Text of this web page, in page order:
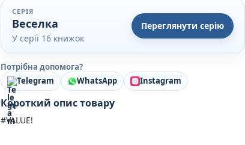
Біографічні твори
Біблії
Ігри для дорослих
Зарубіжні письменники
Різдвяні / Зимові
СЕРІЯ
Веселка
У серії 16 книжок
Переглянути серію
Потрібна допомога?
Telegram
WhatsApp Instagram
Короткий опис товару
#VALUE!